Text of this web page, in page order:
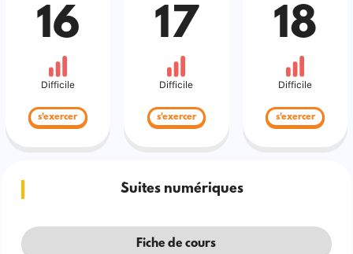
16
Difficile
s'exercer
17
Difficile
s'exercer
18
Difficile
s'exercer
Suites numériques
Fiche de cours